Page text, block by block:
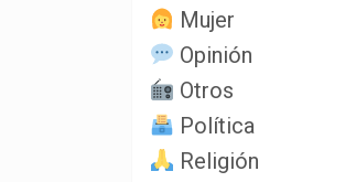
Mujer
Opinión
Otros
Política
Religión